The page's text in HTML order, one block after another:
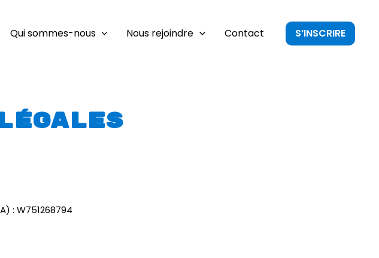
Qui sommes-nous Nous rejoindre Contact S’INSCRIRE
: W751268794